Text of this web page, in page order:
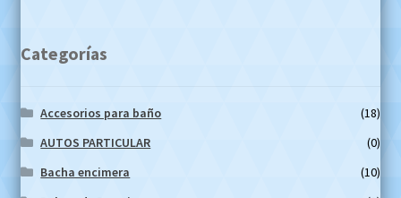
Categorías
Accesorios para baño
(18)
AUTOS PARTICULAR
(0)
Bacha encimera
(10)